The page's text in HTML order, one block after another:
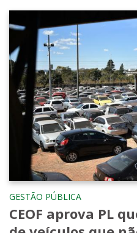
GESTÃO PÚBLICA
CEOF aprova PL